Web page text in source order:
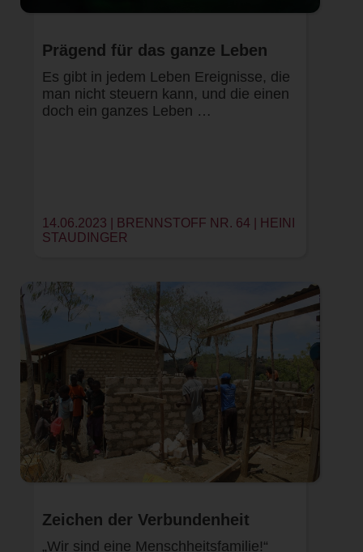
Prägend für das ganze Leben
Es gibt in jedem Leben Ereignisse, die
man nicht steuern kann, und die einen
doch ein ganzes Leben …
14.06.2023 | BRENNSTOFF NR. 64 |
HEINI
STAUDINGER
Zeichen der Verbundenheit
„Wir sind eine Menschheitsfamilie!“